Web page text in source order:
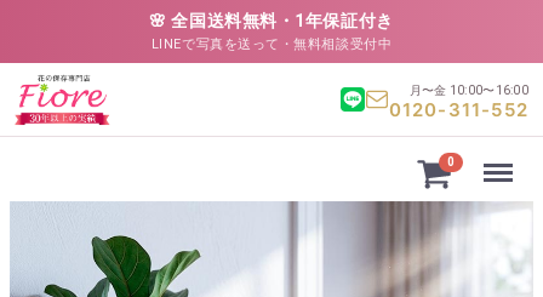
🌸 全国送料無料・1年保証付き
LINEで写真を送って・無料相談受付中
月〜金 10:00〜16:00
0120-311-552
0 Menu